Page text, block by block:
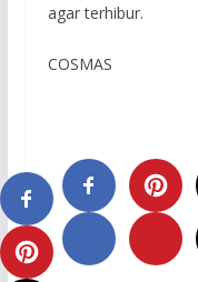
agar terhibur.
COSMAS